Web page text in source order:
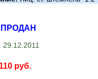
29.12.2011
110 руб.